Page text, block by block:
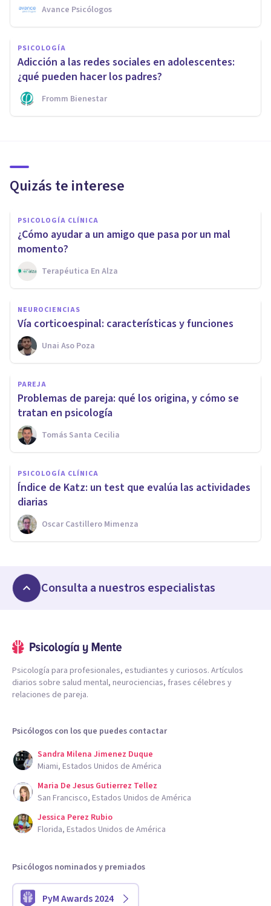
Avance Psicólogos
PSICOLOGÍA
Adicción a las redes sociales en adolescentes:
¿qué pueden hacer los padres?
Fromm Bienestar
Quizás te interese
PSICOLOGÍA CLÍNICA
¿Cómo ayudar a un amigo que pasa por un mal
momento?
Terapéutica En Alza
NEUROCIENCIAS
Vía corticoespinal: características y funciones
Unai Aso Poza
PAREJA
Problemas de pareja: qué los origina, y cómo se
tratan en psicología
Tomás Santa Cecilia
PSICOLOGÍA CLÍNICA
Índice de Katz: un test que evalúa las actividades
diarias
Oscar Castillero Mimenza
Consulta a nuestros especialistas
Psicología para profesionales, estudiantes y curiosos. Artículos
diarios sobre salud mental, neurociencias, frases célebres y
relaciones de pareja.
Psicólogos con los que puedes contactar
Sandra Milena Jimenez Duque
Miami, Estados Unidos de América
Maria De Jesus Gutierrez Tellez
San Francisco, Estados Unidos de América
Jessica Perez Rubio
Florida, Estados Unidos de América
Psicólogos nominados y premiados
PyM Awards 2024